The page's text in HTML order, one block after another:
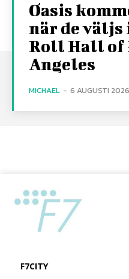
Oasis
när de väljs
Roll Hall of
Angeles
MICHAEL - 6 AUGUSTI 2026
F7CITY